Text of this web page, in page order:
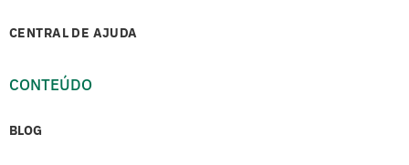
CENTRAL DE AJUDA
CONTEÚDO
BLOG